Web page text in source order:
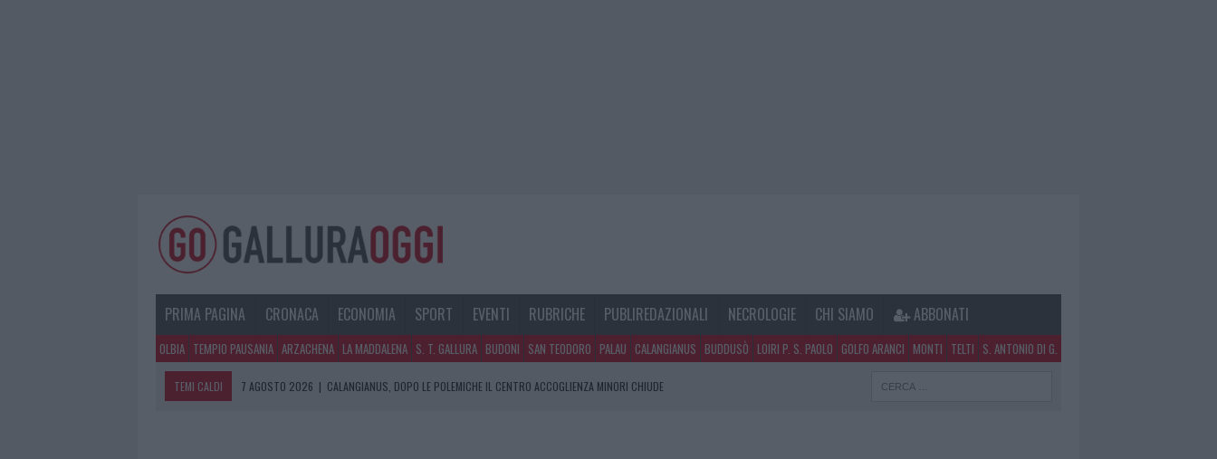
PRIMA PAGINA CRONACA ECONOMIA SPORT EVENTI RUBRICHE PUBLIREDAZIONALI NECROLOGIE CHI SIAMO ABBONATI
OLBIA TEMPIO PAUSANIA ARZACHENA LA MADDALENA S. T. GALLURA BUDONI SAN TEODORO PALAU CALANGIANUS BUDDUSÒ LOIRI P. S. PAOLO GOLFO ARANCI MONTI TELTI S. ANTONIO DI G.
TEMI CALDI 7 AGOSTO 2026 | CALANGIANUS, DOPO LE POLEMICHE IL CENTRO ACCOGLIENZA MINORI CHIUDE